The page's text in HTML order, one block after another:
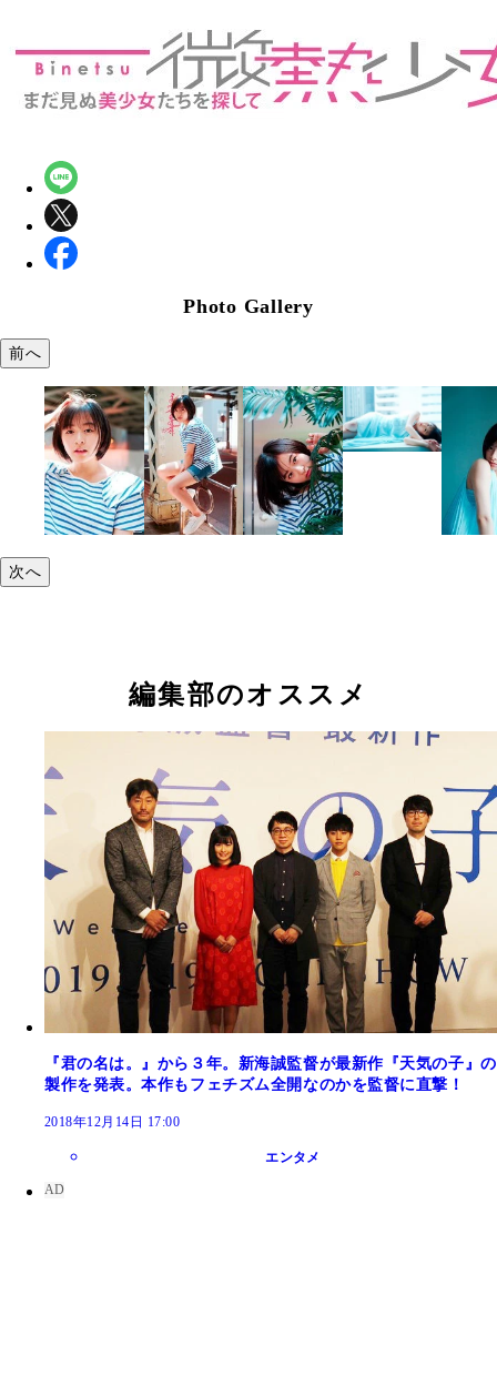
Photo Gallery
前へ
次へ
編集部のオススメ
『君の名は。』から３年。新海誠監督が最新作『天気の子』の
製作を発表。本作もフェチズム全開なのかを監督に直撃！
2018年12月14日 17:00
エンタメ